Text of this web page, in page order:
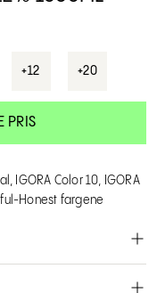
+12 +20
PRIS
IGORA Color 10, IGORA
Honest fargene